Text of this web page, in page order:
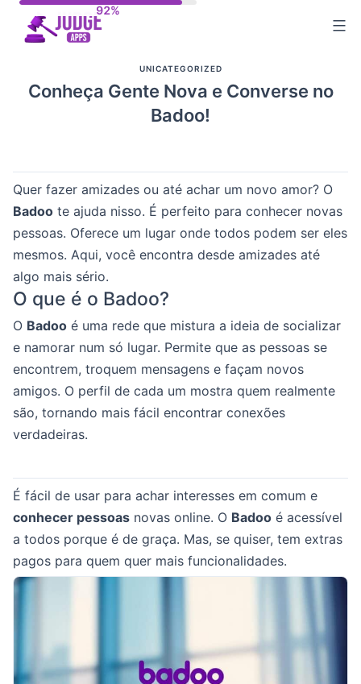
UNICATEGORIZED
Conheça Gente Nova e Converse no
Badoo!
Quer fazer amizades ou até achar um novo amor? O
Badoo te ajuda nisso. É perfeito para conhecer novas
pessoas. Oferece um lugar onde todos podem ser eles
mesmos. Aqui, você encontra desde amizades até
algo mais sério.
O que é o Badoo?
O Badoo é uma rede que mistura a ideia de socializar
e namorar num só lugar. Permite que as pessoas se
encontrem, troquem mensagens e façam novos
amigos. O perfil de cada um mostra quem realmente
são, tornando mais fácil encontrar conexões
verdadeiras.
É fácil de usar para achar interesses em comum e
conhecer pessoas novas online. O Badoo é acessível
a todos porque é de graça. Mas, se quiser, tem extras
pagos para quem quer mais funcionalidades.